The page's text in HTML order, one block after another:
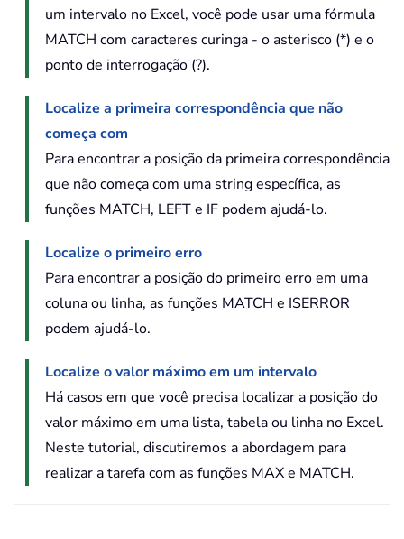
um intervalo no Excel, você pode usar uma fórmula
MATCH com caracteres curinga - o asterisco (*) e o
ponto de interrogação (?).
Localize a primeira correspondência que não
começa com
Para encontrar a posição da primeira correspondência
que não começa com uma string específica, as
funções MATCH, LEFT e IF podem ajudá-lo.
Localize o primeiro erro
Para encontrar a posição do primeiro erro em uma
coluna ou linha, as funções MATCH e ISERROR
podem ajudá-lo.
Localize o valor máximo em um intervalo
Há casos em que você precisa localizar a posição do
valor máximo em uma lista, tabela ou linha no Excel.
Neste tutorial, discutiremos a abordagem para
realizar a tarefa com as funções MAX e MATCH.